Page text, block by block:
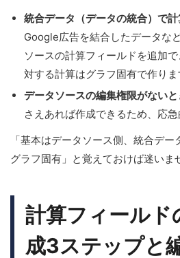
統合データ（データの統合）で
Google広告を結合したデータな
ソースの計算フィールドを追加
対する計算はグラフ固有で作りま
データソースの編集権限がないと
さえあれば作成できるため、応
「基本はデータソース側、統合デ
グラフ固有」と覚えておけば迷いま
計算フィールド
成3ステップと